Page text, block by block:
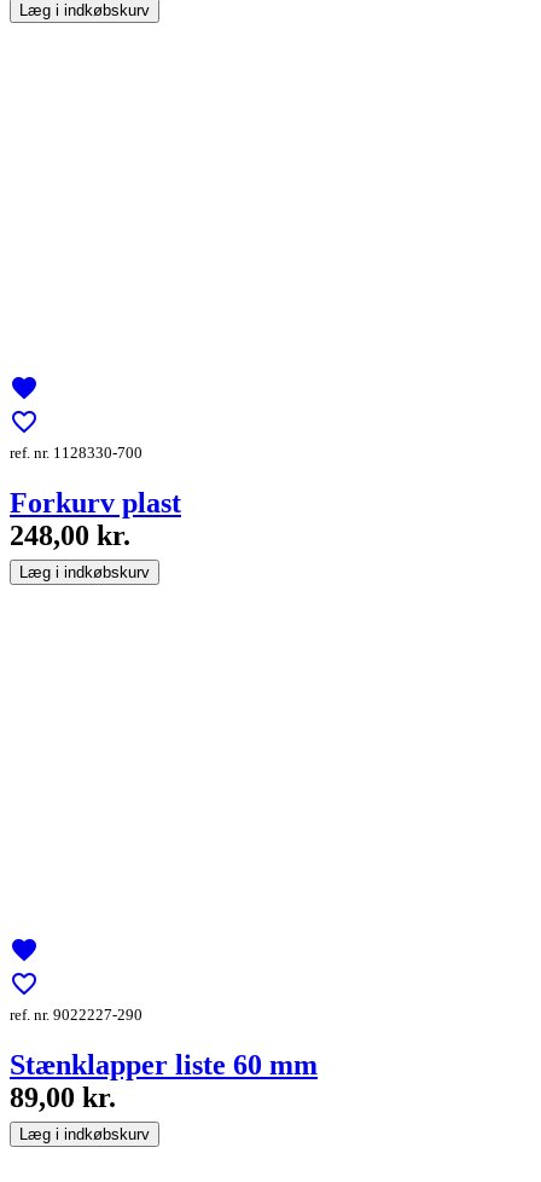
Læg i indkøbskurv
favorite
favorite_border
ref. nr. 1128330-700
Forkurv plast
248,00 kr.
Læg i indkøbskurv
favorite
favorite_border
ref. nr. 9022227-290
Stænklapper liste 60 mm
89,00 kr.
Læg i indkøbskurv